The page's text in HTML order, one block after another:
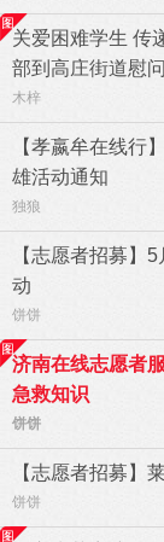
关爱困难学生
部到高庄街道慰
木梓
【孝嬴牟在线行
雄活动通知
独狼
【志愿者招募】
动
饼饼
济南在线志愿者
急救知识
饼饼
【志愿者招募】
饼饼